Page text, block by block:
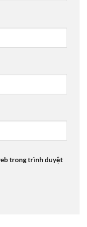
trong trình duyệt